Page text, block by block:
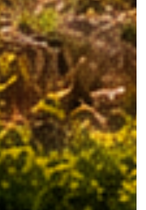
Lundi
31 1578.21€
Samedi
05 1334.19 €
Dimanche
06 1369.46€
Lundi
07 1369.46€
Prix ttc/pers*